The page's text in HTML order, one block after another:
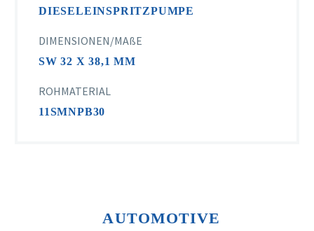
DIESELEINSPRITZPUMPE
DIMENSIONEN/MAßE
SW 32 X 38,1 MM
ROHMATERIAL
11SMNPB30
AUTOMOTIVE